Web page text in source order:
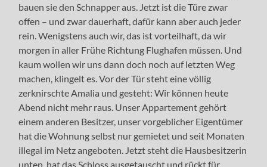
bauen sie den Schnapper aus. Jetzt ist die Türe zwar
offen – und zwar dauerhaft, dafür kann aber auch jeder
rein. Wenigstens auch wir, das ist vorteilhaft, da wir
morgen in aller Frühe Richtung Flughafen müssen. Und
kaum wollen wir uns dann doch noch auf letzten Weg
machen, klingelt es. Vor der Tür steht eine völlig
zerknirschte Amalia und gesteht: Wir können heute
Abend nicht mehr raus. Unser Appartement gehört
einem anderen Besitzer, unser vorgeblicher Eigentümer
hat die Wohnung selbst nur gemietet und seit Monaten
illegal im Netz angeboten. Jetzt steht die Hausbesitzerin
unten, hat das Schloss ausgetauscht und rückt für